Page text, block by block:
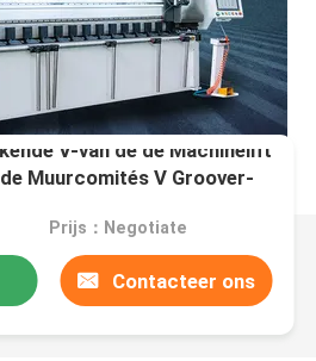
V-van de de Machinelift
Muurcomités V Groover-
Prijs：Negotiate
Contacteer ons